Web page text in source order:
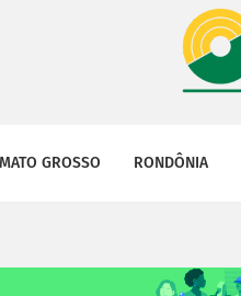
MATO GROSSO RONDÔNIA